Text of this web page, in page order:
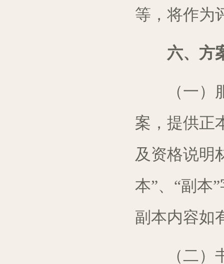
等 ，将作为
六、方
（一）服
案，提供正
及资格说明
本”、“副本
副本内容如
（二）书